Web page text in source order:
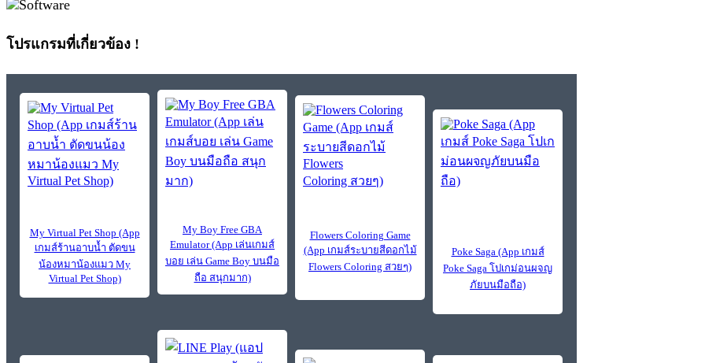
โปรแกรมที่เกี่ยวข้อง !
My Virtual Pet Shop (App
เกมส์ร้านอาบน้ำ ตัดขน
น้องหมาน้องแมว My
Virtual Pet Shop)
My Boy Free GBA
Emulator (App เล่นเกมส์
บอย เล่น Game Boy บนมือ
ถือ สนุกมาก)
Flowers Coloring Game
(App เกมส์ระบายสีดอกไม้
Flowers Coloring สวยๆ)
Poke Saga (App เกมส์
Poke Saga โปเกม่อนผจญ
ภัยบนมือถือ)